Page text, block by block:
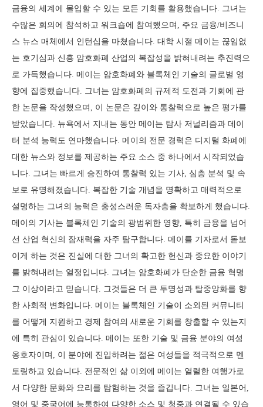
금융의 세계에 몰입할 수 있는 모든 기회를 활용했습니다. 그녀는
수많은 회의에 참석하고 워크숍에 참여했으며, 주요 금융/비즈니
스 뉴스 매체에서 인턴십을 마쳤습니다. 대학 시절 메이는 끊임없
는 호기심과 신흥 암호화폐 산업의 복잡성을 밝혀내려는 추진력으
로 가득했습니다. 메이는 암호화폐와 블록체인 기술의 글로벌 영
향에 집중했습니다. 그녀는 암호화폐의 규제적 도전과 기회에 관
한 논문을 작성했으며, 이 논문은 깊이와 통찰력으로 높은 평가를
받았습니다. 뉴욕에서 지내는 동안 메이는 탐사 저널리즘과 데이
터 분석 능력도 연마했습니다. 메이의 전문 경력은 디지털 화폐에
대한 뉴스와 정보를 제공하는 주요 소스 중 하나에서 시작되었습
니다. 그녀는 빠르게 승진하여 통찰력 있는 기사, 심층 분석 및 속
보로 유명해졌습니다. 복잡한 기술 개념을 명확하고 매력적으로
설명하는 그녀의 능력은 충성스러운 독자층을 확보하게 했습니다.
메이의 기사는 블록체인 기술의 광범위한 영향, 특히 금융을 넘어
선 산업 혁신의 잠재력을 자주 탐구합니다. 메이를 기자로서 돋보
이게 하는 것은 진실에 대한 그녀의 확고한 헌신과 중요한 이야기
를 밝혀내려는 열정입니다. 그녀는 암호화폐가 단순한 금융 혁명
그 이상이라고 믿습니다. 그것들은 더 큰 투명성과 탈중앙화를 향
한 사회적 변화입니다. 메이는 블록체인 기술이 소외된 커뮤니티
를 어떻게 지원하고 경제 참여의 새로운 기회를 창출할 수 있는지
에 특히 관심이 있습니다. 메이는 또한 기술 및 금융 분야의 여성
옹호자이며, 이 분야에 진입하려는 젊은 여성들을 적극적으로 멘
토링하고 있습니다. 전문적인 삶 이외에 메이는 열렬한 여행가로
서 다양한 문화와 요리를 탐험하는 것을 즐깁니다. 그녀는 일본어,
영어 및 중국어에 능통하여 다양한 소스 및 청중과 연결될 수 있습